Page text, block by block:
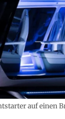
auf einen